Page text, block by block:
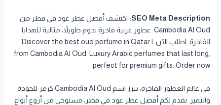
SEO Meta Description: اكتشف أفضل عطر عود في قطر من
Cambodia Al Oud. عطور عربية فاخرة تدوم طويلاً، مثالية للهدايا
الفاخرة. اطلب الآن. | Discover the best oud perfume in Qatar
from Cambodia Al Oud. Luxury Arabic perfumes that last long,
perfect for premium gifts. Order now.
في عالم العطور الفاخرة، يبرز اسم Cambodia Al Oud كرمز للجودة
والتميز. نقدم لكم أفضل عطر عود في قطر، مستوحى من أروع أنواع